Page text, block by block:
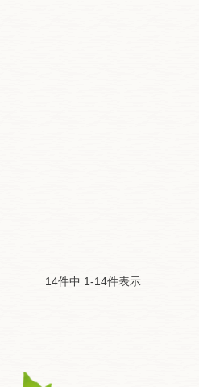
14件中 1-14件表示